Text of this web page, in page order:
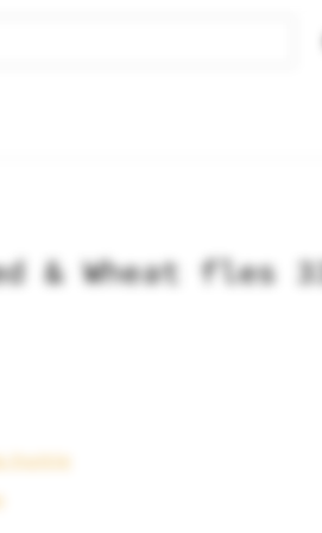
& Wheat fles
Fruitig